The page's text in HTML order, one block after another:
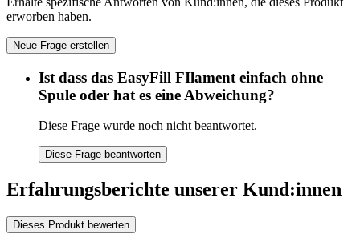
erworben haben.
Neue Frage erstellen
Ist dass das EasyFill FIlament einfach ohne
Spule oder hat es eine Abweichung?
Diese Frage wurde noch nicht beantwortet.
Diese Frage beantworten
Erfahrungsberichte unserer Kund:innen
Dieses Produkt bewerten